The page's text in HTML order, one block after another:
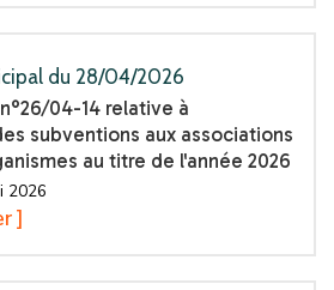
du 28/04/2026
04-14 relative à
subventions aux associations
au titre de l'année 2026
2026
]